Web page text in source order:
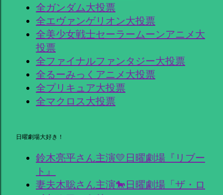
全ガンダム大投票
全エヴァンゲリオン大投票
全美少女戦士セーラームーンアニメ大
投票
全ファイナルファンタジー大投票
全るーみっくアニメ大投票
全プリキュア大投票
全マクロス大投票
日曜劇場大好き！
鈴木亮平さん主演💛日曜劇場『リブー
ト』
妻夫木聡さん主演🐎日曜劇場「ザ・ロ